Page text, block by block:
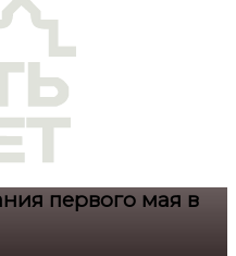
первого мая в